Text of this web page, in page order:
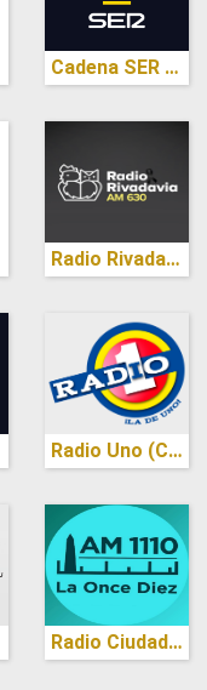
Cadena SER (Pontevedra)
Radio Rivadavia
Radio Uno (Colombia)
Radio Ciudad AM 1110